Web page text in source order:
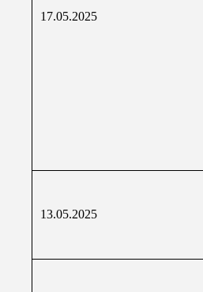
17.05.2025
13.05.2025